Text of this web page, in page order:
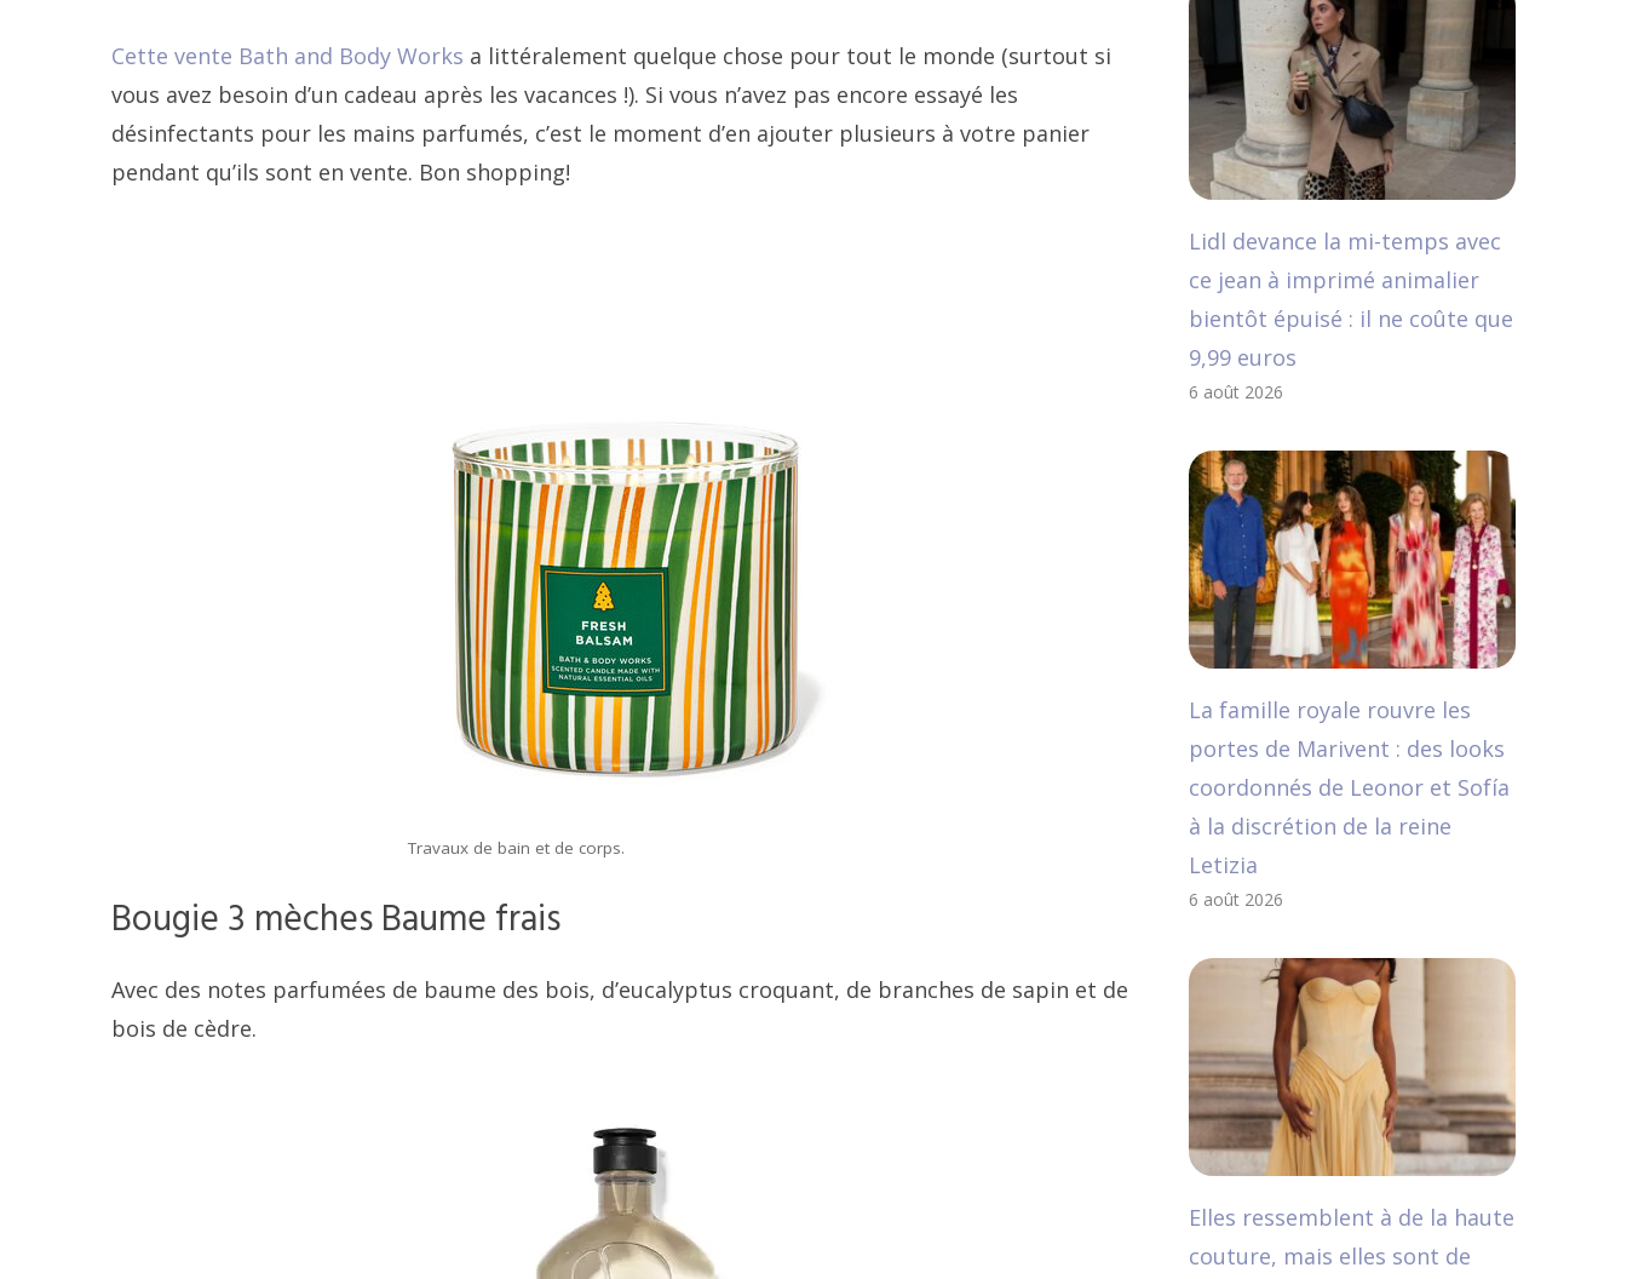
Cette vente Bath and Body Works a littéralement quelque chose pour tout le monde (surtout si
vous avez besoin d’un cadeau après les vacances !). Si vous n’avez pas encore essayé les
désinfectants pour les mains parfumés, c’est le moment d’en ajouter plusieurs à votre panier
pendant qu’ils sont en vente. Bon shopping!
Travaux de bain et de corps.
Bougie 3 mèches Baume frais
Avec des notes parfumées de baume des bois, d’eucalyptus croquant, de branches de sapin et de
bois de cèdre.
Lidl devance la mi-temps avec
ce jean à imprimé animalier
bientôt épuisé : il ne coûte que
9,99 euros
6 août 2026
La famille royale rouvre les
portes de Marivent : des looks
coordonnés de Leonor et Sofía
à la discrétion de la reine
Letizia
6 août 2026
Elles ressemblent à de la haute
couture, mais elles sont de